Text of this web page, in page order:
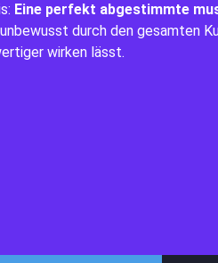
Eine perfekt abgestimmte
durch den gesamten
wirken lässt.